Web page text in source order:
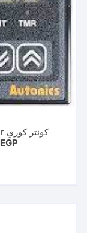
كونتر كوري CT6S CT6M autonixdigital counter
EGP